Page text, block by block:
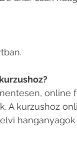
online
A kurzushoz
hanganyagok